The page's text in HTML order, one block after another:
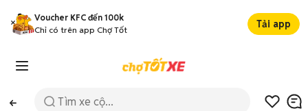
Voucher KFC đến 100k
Chỉ có trên app Chợ Tốt
Tải app